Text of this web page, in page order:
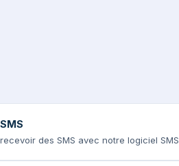
des SMS avec notre logiciel SMS